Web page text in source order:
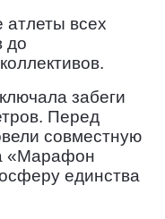
атлеты всех
до
забеги
Перед
совместную
«Марафон
единства